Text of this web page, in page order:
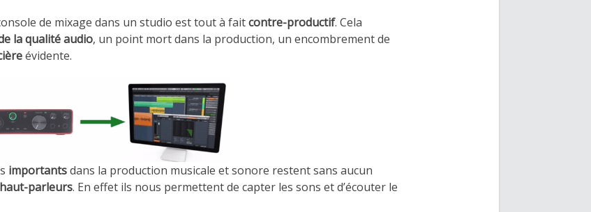
de mixage dans un studio est tout à faitcontre-productif. Cela
la qualité audio, un point mort dans la production, un encombrement de
évidente.
importantsdans la production musicale et sonore restent sans aucun
haut-parleurs. En effet ils nous permettent de capter les sons et d’écouter le